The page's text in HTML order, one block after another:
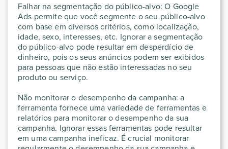
Falhar na segmentação do público-alvo: O Google
Ads permite que você segmente o seu público-alvo
com base em diversos critérios, como localização,
idade, sexo, interesses, etc. Ignorar a segmentação
do público-alvo pode resultar em desperdício de
dinheiro, pois os seus anúncios podem ser exibidos
para pessoas que não estão interessadas no seu
produto ou serviço.
Não monitorar o desempenho da campanha: a
ferramenta fornece uma variedade de ferramentas e
relatórios para monitorar o desempenho da sua
campanha. Ignorar essas ferramentas pode resultar
em uma campanha ineficaz. É crucial monitorar